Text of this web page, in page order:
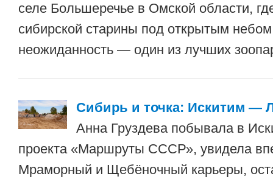
селе Большеречье в Омской области,
сибирской старины под открытым
неожиданность — один из лучших
Сибирь и точка: Искитим —
Анна Груздева побывала в
проекта «Маршруты СССР», увидела
Мраморный и Щебёночный карьеры,